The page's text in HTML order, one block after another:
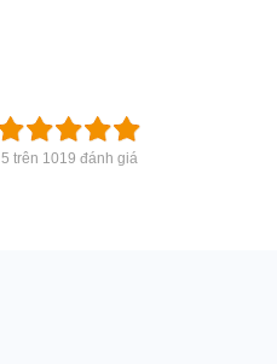
5 trên 1019 đánh giá